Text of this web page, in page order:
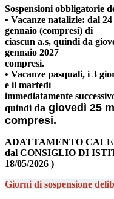
Sospensioni obbligatorie
• Vacanze natalizie: dal
gennaio (compresi) di
ciascun a.s, quindi da
gennaio 2027
compresi.
• Vacanze pasquali, i 3
e il martedì
immediatamente
quindi da giovedì 25
compresi.
ADATTAMENTO
dal CONSIGLIO DI
18/05/2026 )
Giorni di sospensione